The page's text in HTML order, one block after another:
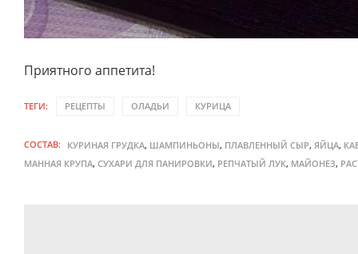
Приятного аппетита!
ТЕГИ: РЕЦЕПТЫ ОЛАДЬИ КУРИЦА
СОСТАВ: КУРИНАЯ ГРУДКА, ШАМПИНЬОНЫ, ПЛАВЛЕННЫЙ СЫР, ЯЙЦА,
МАННАЯ КРУПА, СУХАРИ ДЛЯ ПАНИРОВКИ, РЕПЧАТЫЙ ЛУК, МАЙОНЕЗ,